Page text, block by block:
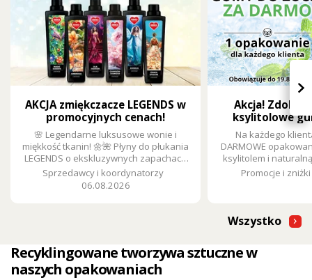
AKCJA zmiękczacze LEGENDS w
promocyjnych cenach!
🌸 Legendarne luksusowe wonie i
miękkość tkanin! 🌼🌺 Płyny do płukania
LEGENDS o ekskluzywnych zapachach
zamienią każde pranie w doznanie.
Teraz w promocji tylko za 18,90 zł ze
Sprzedawcy i koordynatorzy
06.08.2026
Akcja!
ksylitolowe
Na każdego
DARMOWE
ksylitolem i
Promocje i zniżki
›
Wszystko
Recyklingowane tworzywa sztuczne w
naszych opakowaniach